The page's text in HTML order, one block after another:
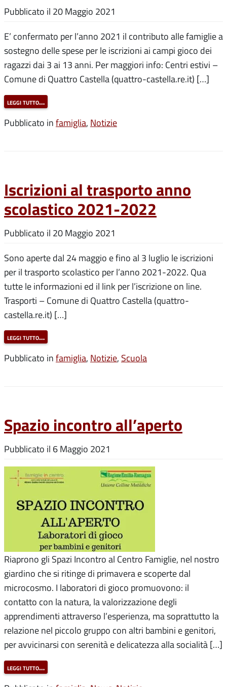
Pubblicato il 20 Maggio 2021
E’ confermato per l’anno 2021 il contributo alle famiglie a
sostegno delle spese per le iscrizioni ai campi gioco dei
ragazzi dai 3 ai 13 anni. Per maggiori info: Centri estivi –
Comune di Quattro Castella (quattro-castella.re.it) […]
leggi tutto…
Pubblicato in famiglia, Notizie
Iscrizioni al trasporto anno
scolastico 2021-2022
Pubblicato il 20 Maggio 2021
Sono aperte dal 24 maggio e fino al 3 luglio le iscrizioni
per il trasporto scolastico per l’anno 2021-2022. Qua
tutte le informazioni ed il link per l’iscrizione on line.
Trasporti – Comune di Quattro Castella (quattro-
castella.re.it) […]
leggi tutto…
Pubblicato in famiglia, Notizie, Scuola
Spazio incontro all’aperto
Pubblicato il 6 Maggio 2021
Riaprono gli Spazi Incontro al Centro Famiglie, nel nostro
giardino che si ritinge di primavera e scoperte dal
microcosmo. I laboratori di gioco promuovono: il
contatto con la natura, la valorizzazione degli
apprendimenti attraverso l’esperienza, ma soprattutto la
relazione nel piccolo gruppo con altri bambini e genitori,
per avvicinarsi con serenità e delicatezza alla socialità […]
leggi tutto…